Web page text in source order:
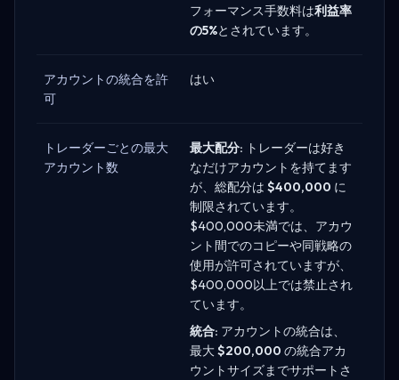
フォーマンス手数料は利益率
の5%とされています。
アカウントの統合を許
可
はい
トレーダーごとの最大
アカウント数
最大配分: トレーダーは好き
なだけアカウントを持てます
が、総配分は $400,000 に
制限されています。
$400,000未満では、アカウ
ント間でのコピーや同戦略の
使用が許可されていますが、
$400,000以上では禁止され
ています。
統合: アカウントの統合は、
最大$200,000 の統合アカ
ウントサイズまでサポートさ